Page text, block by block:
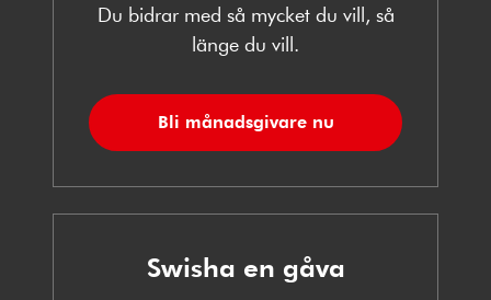
Du bidrar med så mycket du vill, så
länge du vill.
Bli månadsgivare nu
Swisha en gåva